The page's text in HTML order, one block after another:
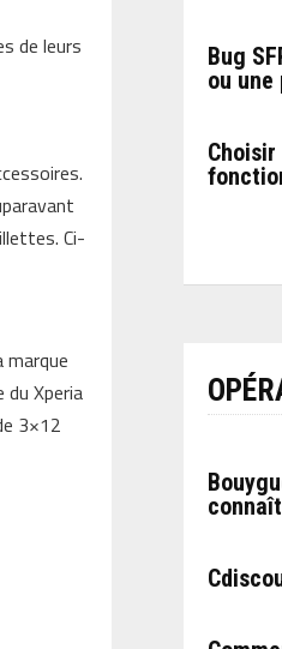
de leurs
Ci-
Xperia
3×12
Bug
ou une